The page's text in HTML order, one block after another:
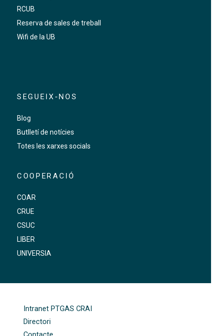
RCUB
Reserva de sales de treball
Wifi de la UB
SEGUEIX-NOS
Blog
Butlletí de notícies
Totes les xarxes socials
COOPERACIÓ
COAR
CRUE
CSUC
LIBER
UNIVERSIA
Intranet PTGAS CRAI
Directori